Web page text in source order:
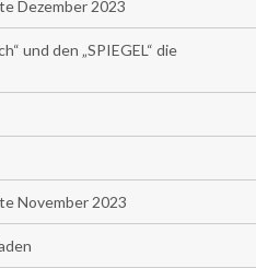
Dezember 2023
und den „SPIEGEL“ die
November 2023